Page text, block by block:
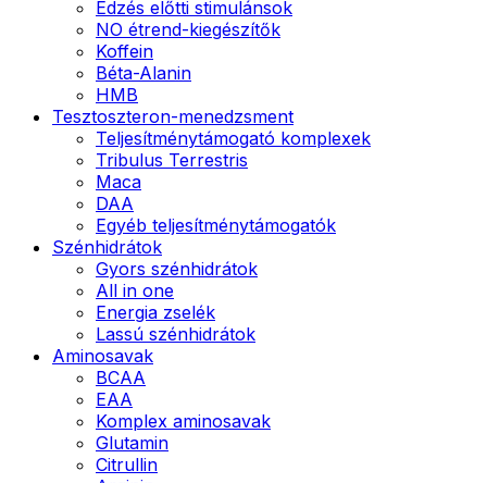
Edzés előtti stimulánsok
NO étrend-kiegészítők
Koffein
Béta-Alanin
HMB
Tesztoszteron-menedzsment
Teljesítménytámogató komplexek
Tribulus Terrestris
Maca
DAA
Egyéb teljesítménytámogatók
Szénhidrátok
Gyors szénhidrátok
All in one
Energia zselék
Lassú szénhidrátok
Aminosavak
BCAA
EAA
Komplex aminosavak
Glutamin
Citrullin